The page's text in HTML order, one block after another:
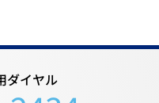
ダイヤル